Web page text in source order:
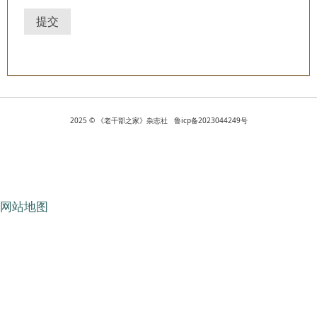
提交
2025 © 《老干部之家》杂志社 鲁icp备2023044249号
网站地图